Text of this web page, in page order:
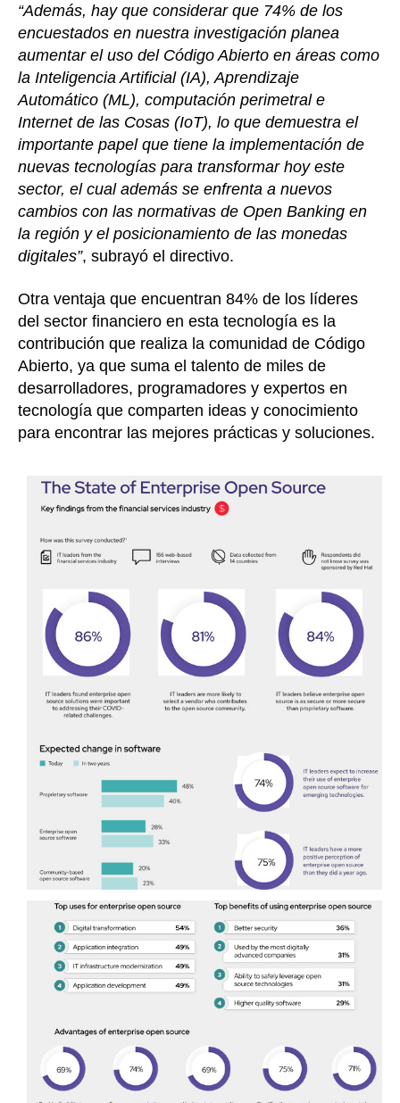
“Además, hay que considerar que 74% de los
encuestados en nuestra investigación planea
aumentar el uso del Código Abierto en áreas como
la Inteligencia Artificial (IA), Aprendizaje
Automático (ML), computación perimetral e
Internet de las Cosas (IoT), lo que demuestra el
importante papel que tiene la implementación de
nuevas tecnologías para transformar hoy este
sector, el cual además se enfrenta a nuevos
cambios con las normativas de Open Banking en
la región y el posicionamiento de las monedas
digitales”, subrayó el directivo.
Otra ventaja que encuentran 84% de los líderes
del sector financiero en esta tecnología es la
contribución que realiza la comunidad de Código
Abierto, ya que suma el talento de miles de
desarrolladores, programadores y expertos en
tecnología que comparten ideas y conocimiento
para encontrar las mejores prácticas y soluciones.